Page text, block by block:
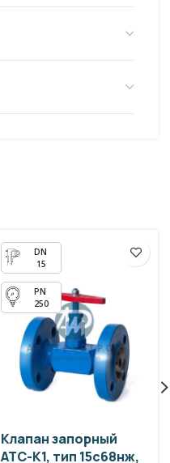
15
250
Клапан запорный
АТС-К1, тип 15с68нж,